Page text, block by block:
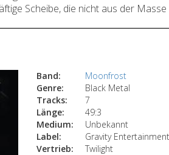
Scheibe, die nicht aus der
Band:
Moonfrost
Genre:
Black Metal
Tracks:
7
Länge:
49:3
Medium:
Unbekannt
Label:
Gravity Entertainment
Vertrieb:
Twilight